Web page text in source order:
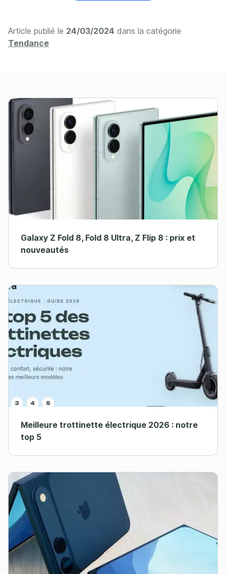
Article publié le 24/03/2024 dans la catégorie
Tendance
Galaxy Z Fold 8, Fold 8 Ultra, Z Flip 8 : prix et
nouveautés
Meilleure trottinette électrique 2026 : notre
top 5